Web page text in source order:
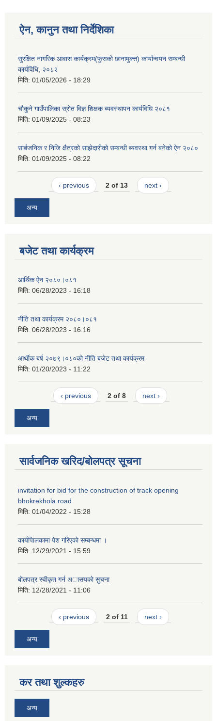
ऐन, कानुन तथा निर्देशिका
सुरक्षित नागरिक आवास कार्यक्रम(फुसको छानामुक्त्त) कार्यान्वयन सम्बन्धी
कार्यविधि, २०८२
मिति: 01/05/2026 - 18:29
चौकुने गाउँपालिका स्रोत विज्ञ शिक्षक ब्यवस्थापन कार्यविधि २०८१
मिति: 01/09/2025 - 08:23
सार्बजनिक र निजि क्षैत्रको साझेदारीको सम्बन्धी ब्यवस्था गर्न बनेको ऐन २०८०
मिति: 01/09/2025 - 08:22
‹ previous 2 of 13 next ›
अन्य
बजेट तथा कार्यक्रम
आर्थिक ऐन २०८०।०८१
मिति: 06/28/2023 - 16:18
नीति तथा कार्यक्रम २०८०।०८१
मिति: 06/28/2023 - 16:16
आर्थीक बर्ष २०७९।०८०को नीति बजेट तथा कार्यक्रम
मिति: 01/20/2023 - 11:22
‹ previous 2 of 8 next ›
अन्य
सार्वजनिक खरिद/बोलपत्र सूचना
invitation for bid for the construction of track opening
bhokrekhola road
मिति: 01/04/2022 - 15:28
कार्यपािलकामा पेश गरिएकाे सम्बन्धमा ।
मिति: 12/29/2021 - 15:59
बाेलपत्र स्वीकृत गर्न अासयकाे सुचना
मिति: 12/28/2021 - 11:06
‹ previous 2 of 11 next ›
अन्य
कर तथा शुल्कहरु
अन्य